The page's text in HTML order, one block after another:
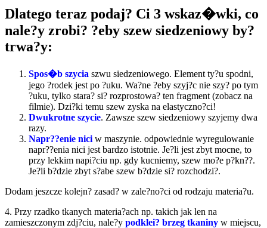
Dlatego teraz podaj? Ci 3 wskaz�wki, co
nale?y zrobi? ?eby szew siedzeniowy by?
trwa?y:
Spos�b szycia szwu siedzeniowego. Element ty?u spodni,
jego ?rodek jest po ?uku. Wa?ne ?eby szyj?c nie szy? po tym
?uku, tylko stara? si? rozprostowa? ten fragment (zobacz na
filmie). Dzi?ki temu szew zyska na elastyczno?ci!
Dwukrotne szycie. Zawsze szew siedzeniowy szyjemy dwa
razy.
Napr??enie nici w maszynie. odpowiednie wyregulowanie
napr??enia nici jest bardzo istotnie. Je?li jest zbyt mocne, to
przy lekkim napi?ciu np. gdy kucniemy, szew mo?e p?kn??.
Je?li b?dzie zbyt s?abe szew b?dzie si? rozchodzi?.
Dodam jeszcze kolejn? zasad? w zale?no?ci od rodzaju materia?u.
4. Przy rzadko tkanych materia?ach np. takich jak len na
zamieszczonym zdj?ciu, nale?y podklei? brzeg tkaniny w miejscu,